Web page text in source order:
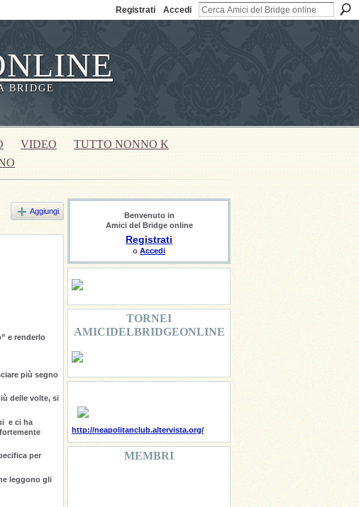
Registrati Accedi
BRIDGE
VIDEO
TUTTO NONNO K
Aggiungi
e renderlo
più segno
delle volte, si
e ci ha
per
leggono gli
Benvenuto in
Amici del Bridge online
Registrati
o Accedi
TORNEI
AMICIDELBRIDGEONLINE
http://neapolitanclub.altervista.org/
MEMBRI